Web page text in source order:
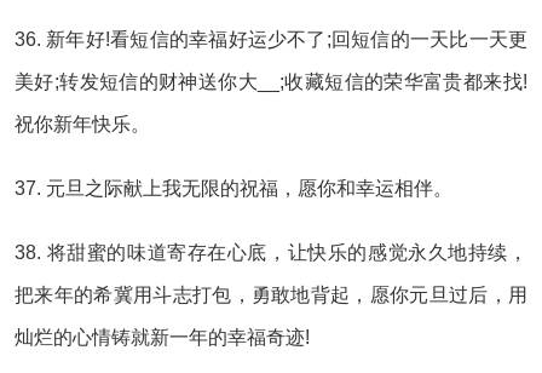
36. 新年好!看短信的幸福好运少不了;回短信的一天比一天更
美好;转发短信的财神送你大__;收藏短信的荣华富贵都来找!
祝你新年快乐。
37. 元旦之际献上我无限的祝福，愿你和幸运相伴。
38. 将甜蜜的味道寄存在心底，让快乐的感觉永久地持续，
把来年的希冀用斗志打包，勇敢地背起，愿你元旦过后，用
灿烂的心情铸就新一年的幸福奇迹!